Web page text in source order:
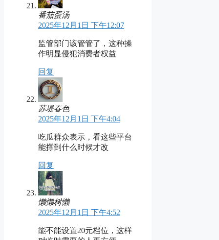
番茄蛋汤
2025年12月1日 下午12:07
监管部门该管管了，这种操
作明显侵犯消费者权益
回复
苏堤春色
2025年12月1日 下午4:04
吃瓜群众表示，看这些平台
能撑到什么时候才改
回复
懒懒树懒
2025年12月1日 下午4:52
能不能设置20元档位，这样